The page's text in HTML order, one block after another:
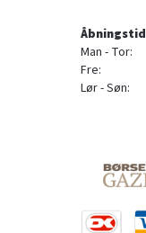
Man - Tor:
Fre:
Lør - Søn: